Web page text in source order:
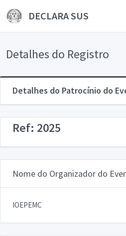
DECLARA SUS
Detalhes do Registro
Detalhes do Patrocínio do
Ref: 2025
Nome do Organizador do
IOEPEMC